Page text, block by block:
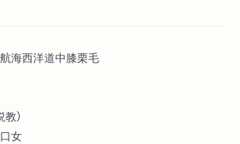
海西洋道中膝栗毛
）
女